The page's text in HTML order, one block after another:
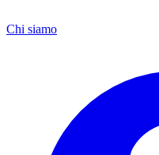
Chi siamo